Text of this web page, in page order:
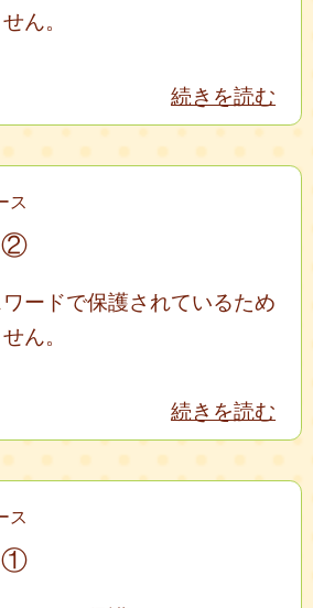
ん。
続きを読む
ス
②
ードで保護されているため
ん。
続きを読む
ス
①